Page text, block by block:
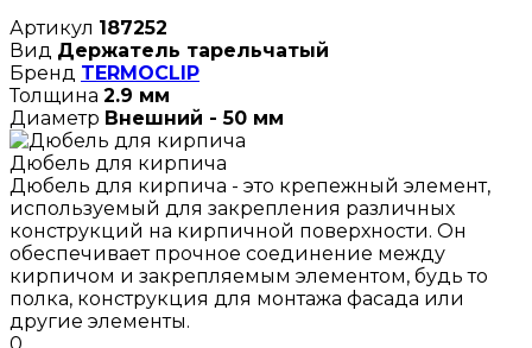
Артикул 187252
Вид Держатель тарельчатый
Бренд TERMOCLIP
Толщина 2.9 мм
Диаметр Внешний - 50 мм
Дюбель для кирпича
Дюбель для кирпича - это крепежный элемент,
используемый для закрепления различных
конструкций на кирпичной поверхности. Он
обеспечивает прочное соединение между
кирпичом и закрепляемым элементом, будь то
полка, конструкция для монтажа фасада или
другие элементы.